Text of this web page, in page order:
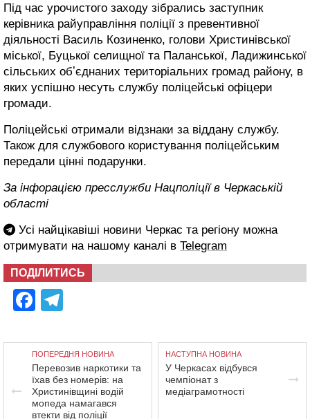
Під час урочистого заходу зібрались заступник
керівника райуправління поліції з превентивної
діяльності Василь Козиненко, голови Христинівської
міської, Буцької селищної та Паланської, Ладижинської
сільських обʼєднаних територіальних громад району, в
яких успішно несуть службу поліцейські офіцери
громади.
Поліцейські отримали відзнаки за віддану службу.
Також для службового користування поліцейським
передали цінні подарунки.
За інфорацією пресслужби Нацполіції в Черкаській
області
Усі найцікавіші новини Черкас та регіону можна
отримувати на нашому каналі в Telegram
ПОДІЛИТИСЬ
Facebook
ПОПЕРЕДНЯ НОВИНА
Перевозив наркотики та
їхав без номерів: на
Христинівщині водій
мопеда намагався
втекти від поліції
НАСТУПНА НОВИНА
У Черкасах відбувся
чемпіонат з
медіаграмотності